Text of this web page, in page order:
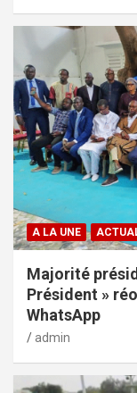
A LA UNE
Majorité
Président »
WhatsApp
admin